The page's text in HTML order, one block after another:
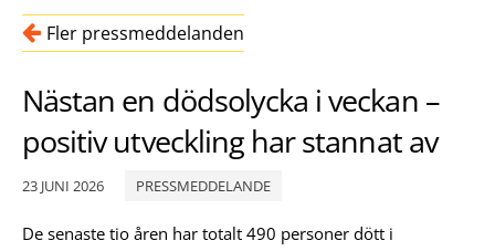
Fler pressmeddelanden
Nästan en dödsolycka i veckan –
positiv utveckling har stannat av
23 JUNI 2026 PRESSMEDDELANDE
De senaste tio åren har totalt 490 personer dött i